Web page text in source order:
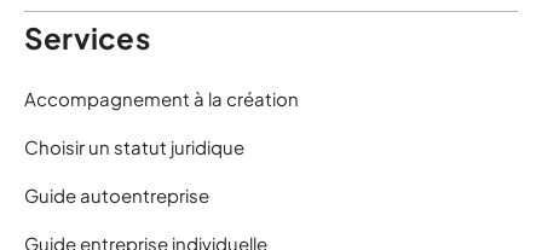
Services
Accompagnement à la création
Choisir un statut juridique
Guide autoentreprise
Guide entreprise individuelle